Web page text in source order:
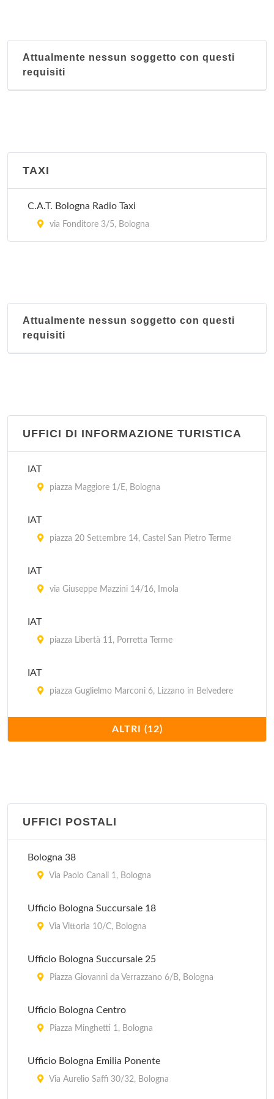
Nucleo territoriale San Vitale
Attualmente nessun soggetto con questi
requisiti
TAXI
C.A.T. Bologna Radio Taxi
via Fonditore 3/5, Bologna
Attualmente nessun soggetto con questi
requisiti
UFFICI DI INFORMAZIONE TURISTICA
IAT
piazza Maggiore 1/E, Bologna
IAT
piazza 20 Settembre 14, Castel San Pietro Terme
IAT
via Giuseppe Mazzini 14/16, Imola
IAT
piazza Libertà 11, Porretta Terme
IAT
piazza Guglielmo Marconi 6, Lizzano in Belvedere
IAT Aereoporto Guglielmo Marconi
via Triumvurato 84, Bologna
Pro Loco
Pro Loco
Pro Loco
Pro Loco
ALTRI (12)
UFFICI POSTALI
Bologna 38
Via Paolo Canali 1, Bologna
Ufficio Bologna Succursale 18
Via Vittoria 10/C, Bologna
Ufficio Bologna Succursale 25
Piazza Giovanni da Verrazzano 6/B, Bologna
Ufficio Bologna Centro
Piazza Minghetti 1, Bologna
Ufficio Bologna Emilia Ponente
Via Aurelio Saffi 30/32, Bologna